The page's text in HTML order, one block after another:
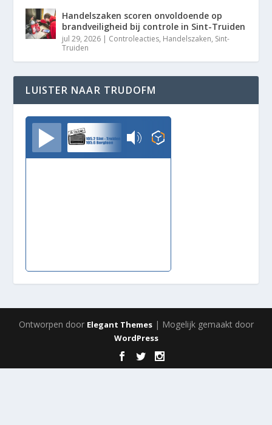
Handelszaken scoren onvoldoende op
brandveiligheid bij controle in Sint-Truiden
jul 29, 2026 | Controleacties, Handelszaken, Sint-
Truiden
LUISTER NAAR TRUDOFM
TrudoFM
Ontworpen door Elegant Themes| Mogelijk gemaakt door
WordPress